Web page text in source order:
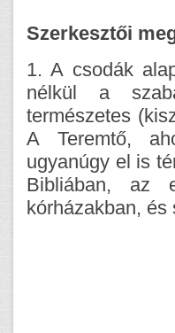
Szerkesztői
1. A csodák
nélkül a
természetes
A Teremtő,
ugyanúgy el is
Bibliában, az
kórházakban, és